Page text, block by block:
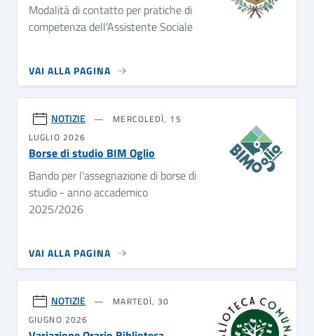
Modalità di contatto per pratiche di
competenza dell'Assistente Sociale
VAI ALLA PAGINA
NOTIZIE
MERCOLEDÌ, 15
LUGLIO 2026
Borse di studio BIM Oglio
Bando per l'assegnazione di borse di
studio - anno accademico
2025/2026
VAI ALLA PAGINA
NOTIZIE
MARTEDÌ, 30
GIUGNO 2026